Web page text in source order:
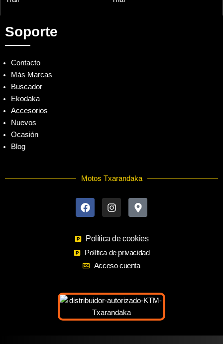
Soporte
Contacto
Más Marcas
Buscador
Ekodaka
Accesorios
Nuevos
Ocasión
Blog
Motos Txarandaka
a
c
o
o
k
n
s
g
r
a
m
a
p
a
r
k
e
a
l
Política de cookies
Política de privacidad
Acceso cuenta